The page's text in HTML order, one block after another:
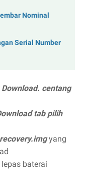
Nominal
Serial Number
centang
tab pilih
recovery.imgyang
baterai